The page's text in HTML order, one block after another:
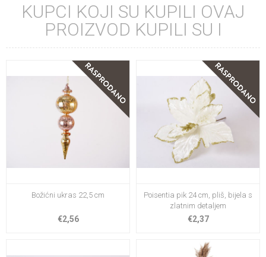
KUPCI KOJI SU KUPILI OVAJ
PROIZVOD KUPILI SU I
Božićni ukras 22,5 cm
€2,56
Poisentia pik 24 cm, pliš, bijela s
zlatnim detaljem
€2,37